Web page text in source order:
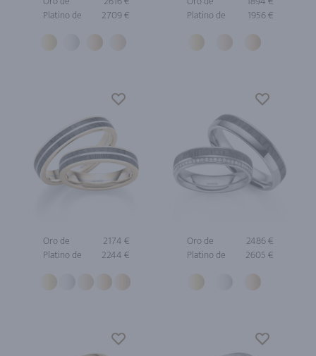
Platino de
2709 €
Platino de
1956 €
Oro de
2174 €
Platino de
2244 €
Oro de
2486 €
Platino de
2605 €